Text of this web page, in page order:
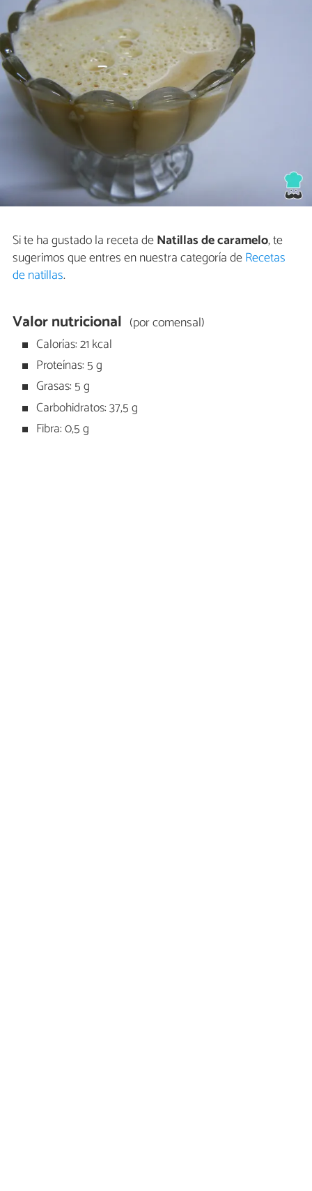
Si te ha gustado la receta deNatillas de caramelo, te
sugerimos que entres en nuestra categoría deRecetas
de natillas.
Valor nutricional (por comensal)
Calorías: 21 kcal
Proteínas: 5 g
Grasas: 5 g
Carbohidratos: 37,5 g
Fibra: 0,5 g